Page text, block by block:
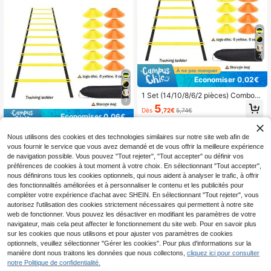
t pliables; Convient pour l'entraînem
ent de vitesse, de fitness et d'agilit
é, équipement auxiliaire lié au footb
all, accessoires de football pour les
sports des garçons.
7
Économiser 0,06€
1 Set (2/11/8/20/12/10/4 pièces) Éq
uipement d'entraînement de footbal
l en PP; Livré avec une échelle de c
orde souple de 8m à 16 sections av
ec espacement réglable, disques de
marquage non déformables; Convie
nt pour l'entraînement de vitesse et
d'agilité, produits liés au football, ac
cessoires de football pour les sports
des garçons.
Dès5,28€ -1% 5,34€
es de football pour les sports des ga
rçons.
7
Économiser 0,02€
1 Set (14/10/8/6/2 pièces) Combo
d'équipement d'entraînement de fo
otball; Équipé d'une échelle de saut
ques de marquage d'entraînement d
e football; Convient pour l'entraîne
ment de vitesse et d'agilité, produits
auxiliaires de football, accessoires
de football pour les sports des garç
ons.
Dès 5 ,72€ 5,74€
1
Nous utilisons des cookies et des technologies similaires sur notre site web afin de
vous fournir le service que vous avez demandé et de vous offrir la meilleure expérience
de navigation possible. Vous pouvez "Tout rejeter", "Tout accepter" ou définir vos
préférences de cookies à tout moment à votre choix. En sélectionnant "Tout accepter",
nous définirons tous les cookies optionnels, qui nous aident à analyser le trafic, à offrir
des fonctionnalités améliorées et à personnaliser le contenu et les publicités pour
compléter votre expérience d'achat avec SHEIN. En sélectionnant "Tout rejeter", vous
autorisez l'utilisation des cookies strictement nécessaires qui permettent à notre site
web de fonctionner. Vous pouvez les désactiver en modifiant les paramètres de votre
navigateur, mais cela peut affecter le fonctionnement du site web. Pour en savoir plus
sur les cookies que nous utilisons et pour ajuster vos paramètres de cookies
optionnels, veuillez sélectionner "Gérer les cookies". Pour plus d'informations sur la
manière dont nous traitons les données que nous collectons, cliquez ici pour consulter
notre Politique de confidentialité.